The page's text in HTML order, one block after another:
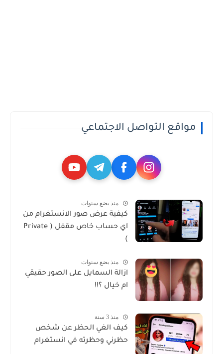
مواقع التواصل الاجتماعي
منذ بضع سنوات
كيفية عرض صور الانستغرام من
اي حساب خاص مقفل ( Private
)
منذ بضع سنوات
ازالة السمايل على الصور حقيقي
ام خيال ؟!!
منذ 3 سنة
كيف الغي الحظر عن شخص
حظرني وحظرته في انستغرام